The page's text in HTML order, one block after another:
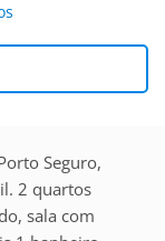
Seguro,
2 quartos
sala com